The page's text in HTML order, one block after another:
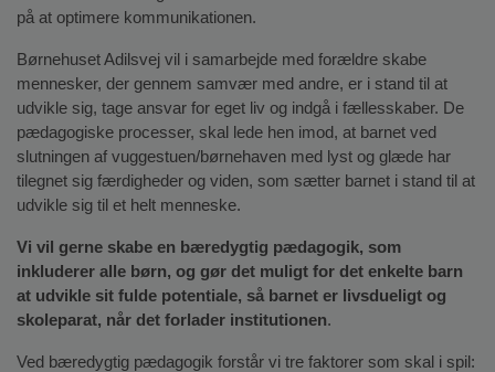
på at optimere kommunikationen.
Børnehuset Adilsvej vil i samarbejde med forældre skabe
mennesker, der gennem samvær med andre, er i stand til at
udvikle sig, tage ansvar for eget liv og indgå i fællesskaber. De
pædagogiske processer, skal lede hen imod, at barnet ved
slutningen af vuggestuen/børnehaven med lyst og glæde har
tilegnet sig færdigheder og viden, som sætter barnet i stand til at
udvikle sig til et helt menneske.
Vi vil gerne skabe en bæredygtig pædagogik, som
inkluderer alle børn, og gør det muligt for det enkelte barn
at udvikle sit fulde potentiale, så barnet er livsdueligt og
skoleparat, når det forlader institutionen.
Ved bæredygtig pædagogik forstår vi tre faktorer som skal i spil: